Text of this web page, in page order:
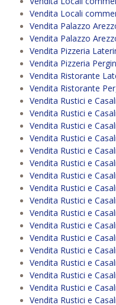
Vendita Locali
Vendita Palazzo
Vendita Palazzo
Vendita Pizzeria
Vendita Pizzeria
Vendita Ristorante
Vendita Ristorante
Vendita Rustici e
Vendita Rustici e
Vendita Rustici e
Vendita Rustici e
Vendita Rustici e
Vendita Rustici e
Vendita Rustici e
Vendita Rustici e
Vendita Rustici e
Vendita Rustici e
Vendita Rustici e
Vendita Rustici e
Vendita Rustici e
Vendita Rustici e
Vendita Rustici e
Vendita Rustici e
Vendita Rustici e